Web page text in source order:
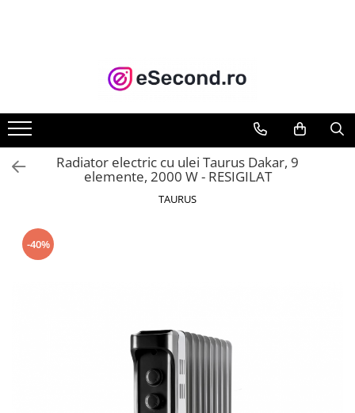
Accesorii Auto
Anvelope & Jante
Covorase auto
Echipamente pentru Atelier
Moto
Reparatii si echipamente auto
Curatenie si intretinere
Radiator electric cu ulei Taurus Dakar, 9
elemente, 2000 W - RESIGILAT
TAURUS
-40%